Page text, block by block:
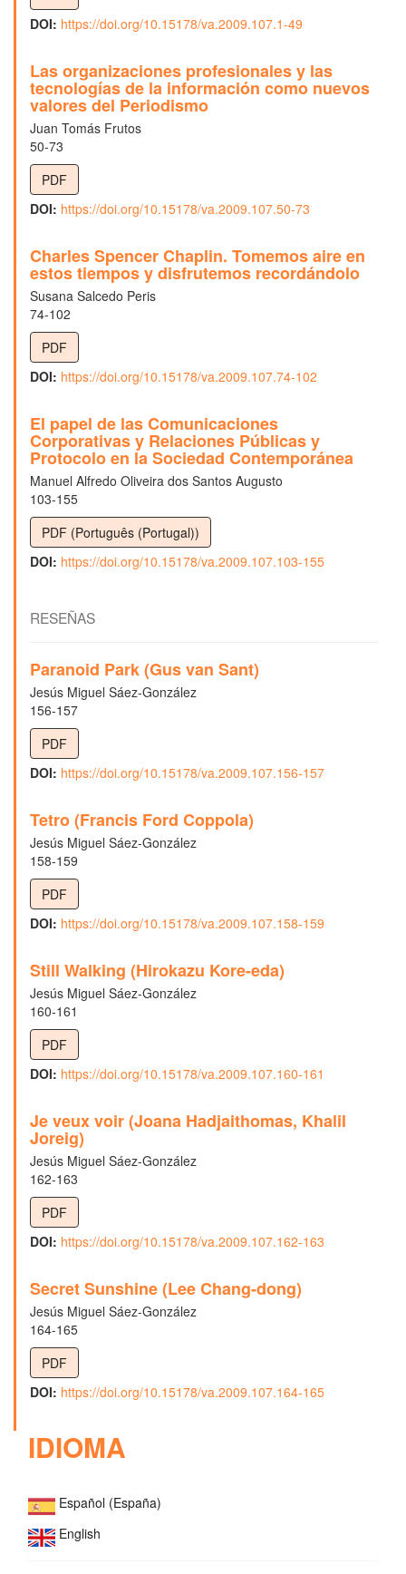
DOI: https://doi.org/10.15178/va.2009.107.1-49
Las organizaciones profesionales y las
tecnologías de la información como nuevos
valores del Periodismo
Juan Tomás Frutos
50-73
PDF
DOI: https://doi.org/10.15178/va.2009.107.50-73
Charles Spencer Chaplin. Tomemos aire en
estos tiempos y disfrutemos recordándolo
Susana Salcedo Peris
74-102
PDF
DOI: https://doi.org/10.15178/va.2009.107.74-102
El papel de las Comunicaciones
Corporativas y Relaciones Públicas y
Protocolo en la Sociedad Contemporánea
Manuel Alfredo Oliveira dos Santos Augusto
103-155
PDF (Português (Portugal))
DOI: https://doi.org/10.15178/va.2009.107.103-155
RESEÑAS
Paranoid Park (Gus van Sant)
Jesús Miguel Sáez-González
156-157
PDF
DOI: https://doi.org/10.15178/va.2009.107.156-157
Tetro (Francis Ford Coppola)
Jesús Miguel Sáez-González
158-159
PDF
DOI: https://doi.org/10.15178/va.2009.107.158-159
Still Walking (Hirokazu Kore-eda)
Jesús Miguel Sáez-González
160-161
PDF
DOI: https://doi.org/10.15178/va.2009.107.160-161
Je veux voir (Joana Hadjaithomas, Khalil
Joreig)
Jesús Miguel Sáez-González
162-163
PDF
DOI: https://doi.org/10.15178/va.2009.107.162-163
Secret Sunshine (Lee Chang-dong)
Jesús Miguel Sáez-González
164-165
PDF
DOI: https://doi.org/10.15178/va.2009.107.164-165
IDIOMA
Español (España)
English